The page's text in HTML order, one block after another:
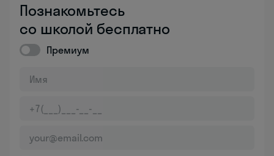
Познакомьтесь
со школой бесплатно
Премиум